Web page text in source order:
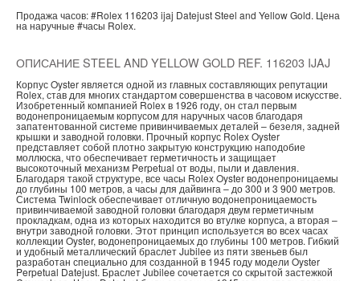
Продажа часов:#Rolex 116203 ijaj DatejustSteel and Yellow Gold. Цена
на наручные #часы Rolex.
ОПИСАНИЕ STEEL AND YELLOW GOLD REF. 116203 IJAJ
Корпус Oyster является одной из главных составляющих репутации
Rolex, став для многих стандартом совершенства в часовом искусстве.
Изобретенный компанией Rolex в 1926 году, он стал первым
водонепроницаемым корпусом для наручных часов благодаря
запатентованной системе привинчиваемых деталей – безеля, задней
крышки и заводной головки. Прочный корпус Rolex Oyster
представляет собой плотно закрытую конструкцию наподобие
моллюска, что обеспечивает герметичность и защищает
высокоточный механизм Perpetual от воды, пыли и давления.
Благодаря такой структуре, все часы Rolex Oyster водонепроницаемы
до глубины 100 метров, а часы для дайвинга – до 300 и 3 900 метров.
Система Twinlock обеспечивает отличную водонепроницаемость
привинчиваемой заводной головки благодаря двум герметичным
прокладкам, одна из которых находится во втулке корпуса, а вторая –
внутри заводной головки. Этот принцип используется во всех часах
коллекции Oyster, водонепроницаемых до глубины 100 метров. Гибкий
и удобный металлический браслет Jubilee из пяти звеньев был
разработан специально для созданной в 1945 году модели Oyster
Perpetual Datejust. Браслет Jubilee сочетается со скрытой застежкой